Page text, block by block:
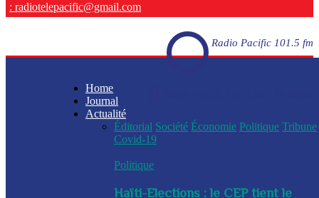
: radiotelepacific@gmail.com
Radio Pacific 101.5 fm
Home
Journal
Actualité
Éditorial Société Économie Politique Tribune
Covid-19
Politique
Haïti-Elections : le CEP tient le